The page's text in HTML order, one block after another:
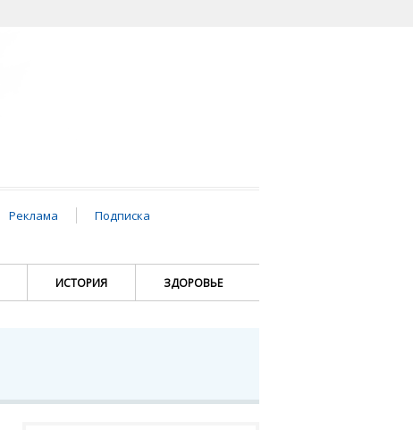
Реклама
Подписка
ИСТОРИЯ ЗДОРОВЬЕ